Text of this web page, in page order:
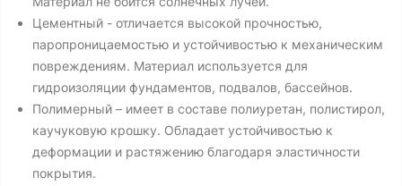
Цементный - отличается высокой прочностью,
паропроницаемостью и устойчивостью к механическим
повреждениям. Материал используется для
гидроизоляции фундаментов, подвалов, бассейнов.
Полимерный – имеет в составе полиуретан, полистирол,
каучуковую крошку. Обладает устойчивостью к
деформации и растяжению благодаря эластичности
покрытия.